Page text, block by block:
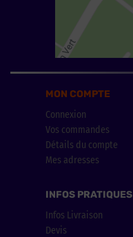
MON COMPTE
Connexion
Vos commandes
Détails du compte
Mes adresses
INFOS PRATIQUES
Infos Livraison
Devis